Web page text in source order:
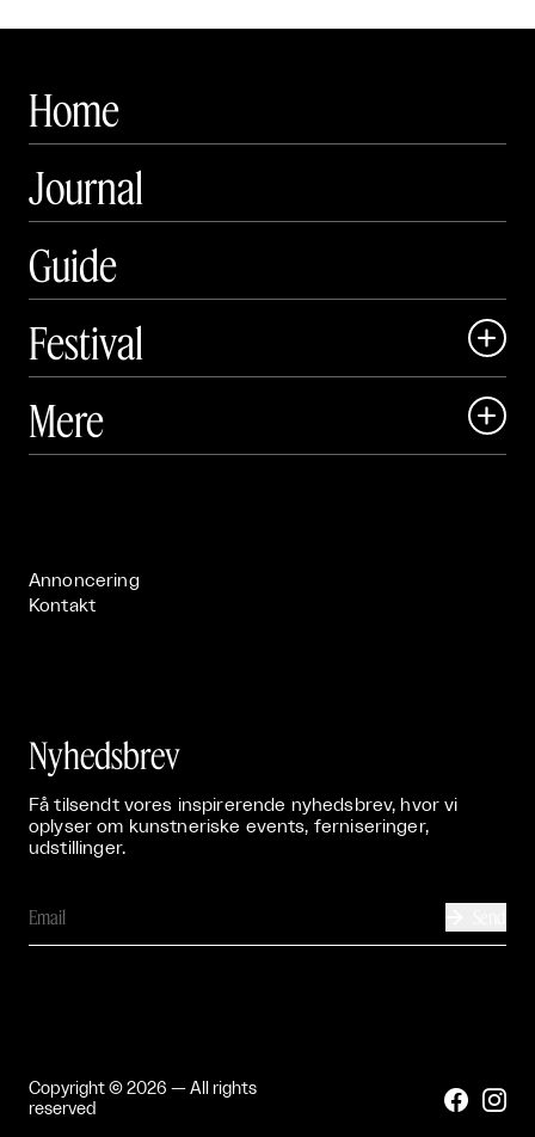
Home
Journal
Guide
Festival

 Art Matter Festival
Mere 
Annoncering
Kontakt
Nyhedsbrev
Få tilsendt vores inspirerende nyhedsbrev, hvor vi
oplyser om kunstneriske events, ferniseringer,
udstillinger.
Copyright © 2026 — All rights
reserved
 